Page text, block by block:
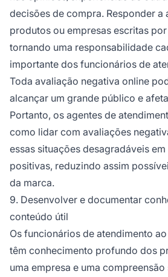
decisões de compra. Responder a
produtos ou empresas escritas
tornando uma responsabilidade
importante dos funcionários de
Toda avaliação negativa online
alcançar um grande público e
Portanto, os agentes de
como lidar com avaliações
essas situações desagradáveis
positivas, reduzindo assim
da marca.
9. Desenvolver e documentar
conteúdo útil
Os funcionários de atendimento
têm conhecimento profundo dos
uma empresa e uma